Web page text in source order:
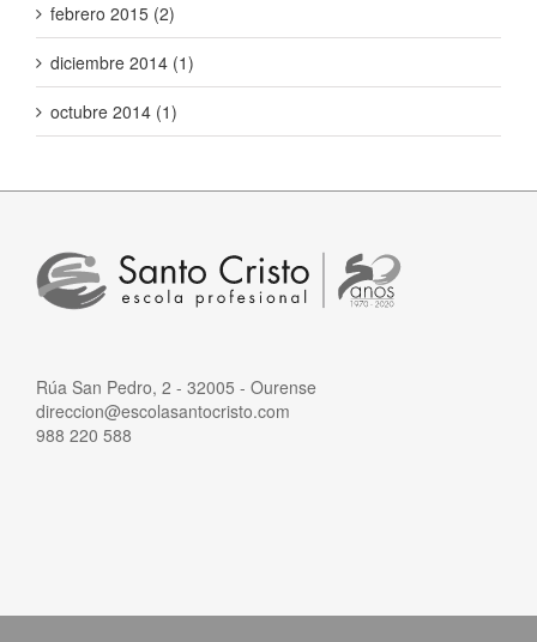
febrero 2015 (2)
diciembre 2014 (1)
octubre 2014 (1)
Rúa San Pedro, 2 - 32005 - Ourense
direccion@escolasantocristo.com
988 220 588